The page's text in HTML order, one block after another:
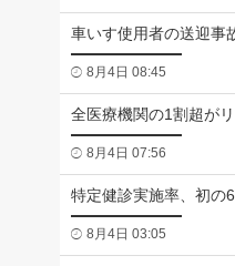
車いす使用者の送迎事
8月4日 08:45
全医療機関の1割超が
8月4日 07:56
特定健診実施率、初
8月4日 03:05